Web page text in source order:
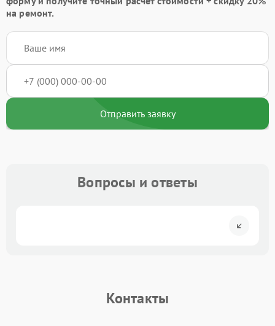
на ремонт.
Отправить заявку
Вопросы и ответы
Контакты